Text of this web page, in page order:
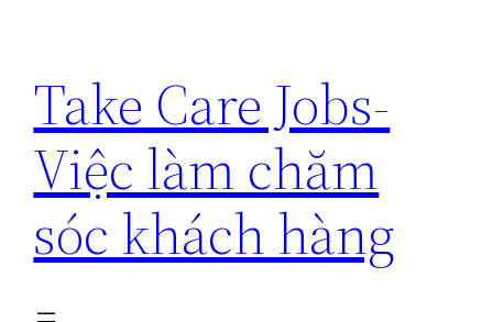
phần
dung
Take Care Jobs-
Việc làm chăm
sóc khách hàng